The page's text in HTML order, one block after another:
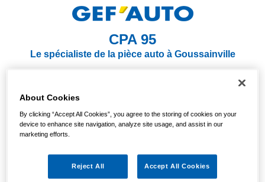
CPA 95
Le spécialiste de la pièce auto à Goussainville
Votre magasin est actuellement
OUVERT
Vendredi :
09:00/19:00
About Cookies
By clicking “Accept All Cookies”, you agree to the storing of cookies on your
device to enhance site navigation, analyze site usage, and assist in our
marketing efforts.
Reject All Accept All Cookies